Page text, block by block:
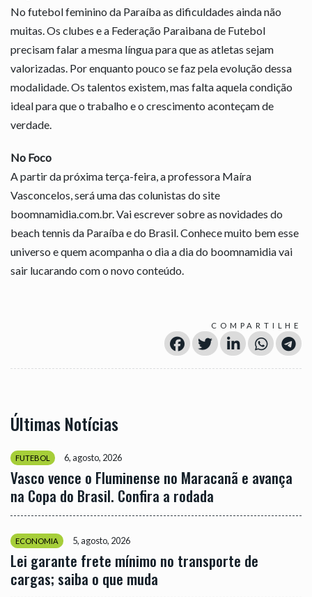
No futebol feminino da Paraíba as dificuldades ainda não
muitas. Os clubes e a Federação Paraibana de Futebol
precisam falar a mesma língua para que as atletas sejam
valorizadas. Por enquanto pouco se faz pela evolução dessa
modalidade. Os talentos existem, mas falta aquela condição
ideal para que o trabalho e o crescimento aconteçam de
verdade.
No Foco
A partir da próxima terça-feira, a professora Maíra
Vasconcelos, será uma das colunistas do site
boomnamidia.com.br. Vai escrever sobre as novidades do
beach tennis da Paraíba e do Brasil. Conhece muito bem esse
universo e quem acompanha o dia a dia do boomnamidia vai
sair lucarando com o novo conteúdo.
COMPARTILHE
Últimas Notícias
FUTEBOL 6, agosto, 2026
Vasco vence o Fluminense no Maracanã e avança
na Copa do Brasil. Confira a rodada
ECONOMIA 5, agosto, 2026
Lei garante frete mínimo no transporte de
cargas; saiba o que muda